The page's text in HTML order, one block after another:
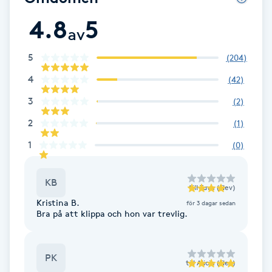
Faceliftmassage
Fet hårbotten
Fettreducering
Fibromassage
4.8av5
5 (204)
4 (42)
3 (2)
2 (1)
1 (0)
KB till Tuva (Elev)
Kristina B. för 3 dagar sedan
Bra på att klippa och hon var trevlig.
PK till Alicia (Elev)